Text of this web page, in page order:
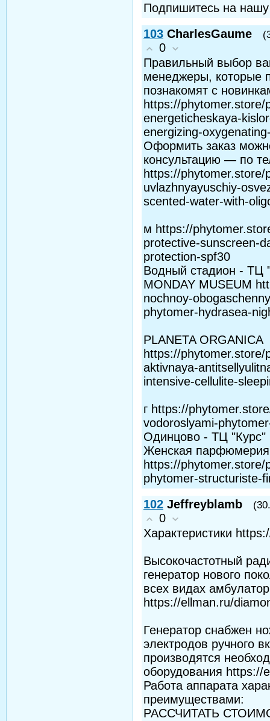
Подпишитесь на
103 CharlesGaume
0
Правильный выбор
менеджеры, которые
познакомят с
https://
energeticheskaya-
energizing-
Оформить заказ
консультацию — по
https://
uvlazhnyayuschiy-
scented-water-with-
м https://
protective-sunscreen-
protection-spf30
Водный стадион - ТЦ
MONDAY MUSEUM
nochnoy-
phytomer-hydrasea-
PLANETA ORGANICA
https://
aktivnaya-
intensive-cellulite-
г https://
vodoroslyami-
Одинцово - ТЦ "Курс"
Женская парфюмерия
https://
phytomer-structuriste-
102 Jeffreyblamb
0
Характеристики
Высокочастотный
генератор нового
всех видах
https://ellman.ru/
Генератор снабжен
электродов ручного
производятся
оборудования https://
Работа аппарата
преимуществами:
РАССЧИТАТЬ